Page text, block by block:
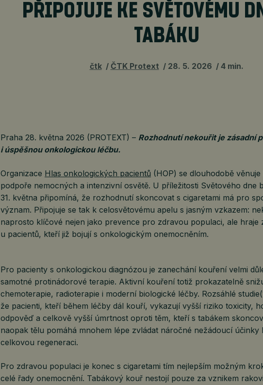
PŘIPOJUJE KE SVĚTOVÉMU
TABÁKU
čtk ČTK Protext 28. 5. 2026 4 min.
Praha 28. května 2026 (PROTEXT) – Rozhodnutí nekouřit je zásadní
i úspěšnou onkologickou léčbu.
Organizace Hlas onkologických pacientů (HOP) se dlouhodobě
podpoře nemocných a intenzivní osvětě. U příležitosti Světového dne
31. května připomíná, že rozhodnutí skoncovat s cigaretami má pro
význam. Připojuje se tak k celosvětovému apelu s jasným vzkazem:
naprosto klíčové nejen jako prevence pro zdravou populaci, ale hraje
u pacientů, kteří již bojují s onkologickým onemocněním.
Pro pacienty s onkologickou diagnózou je zanechání kouření velmi
samotné protinádorové terapie. Aktivní kouření totiž prokazatelně
chemoterapie, radioterapie i moderní biologické léčby. Rozsáhlé
že pacienti, kteří během léčby dál kouří, vykazují vyšší riziko toxicity,
odpověď a celkově vyšší úmrtnost oproti těm, kteří s tabákem
naopak tělu pomáhá mnohem lépe zvládat náročné nežádoucí účinky
celkovou regeneraci.
Pro zdravou populaci je konec s cigaretami tím nejlepším možným
celé řady onemocnění. Tabákový kouř nestojí pouze za vznikem